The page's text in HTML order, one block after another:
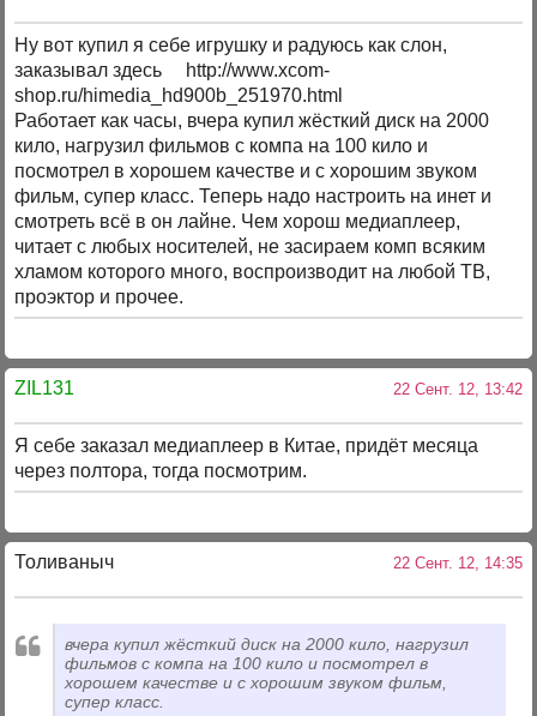
Ну вот купил я себе игрушку и радуюсь как слон,
заказывал здесь http://www.xcom-
shop.ru/himedia_hd900b_251970.html
Работает как часы, вчера купил жёсткий диск на 2000
кило, нагрузил фильмов с компа на 100 кило и
посмотрел в хорошем качестве и с хорошим звуком
фильм, супер класс. Теперь надо настроить на инет и
смотреть всё в он лайне. Чем хорош медиаплеер,
читает с любых носителей, не засираем комп всяким
хламом которого много, воспроизводит на любой ТВ,
проэктор и прочее.
ZIL131 22 Сент. 12, 13:42
Я себе заказал медиаплеер в Китае, придёт месяца
через полтора, тогда посмотрим.
Толиваныч 22 Сент. 12, 14:35
вчера купил жёсткий диск на 2000 кило, нагрузил
фильмов с компа на 100 кило и посмотрел в
хорошем качестве и с хорошим звуком фильм,
супер класс.